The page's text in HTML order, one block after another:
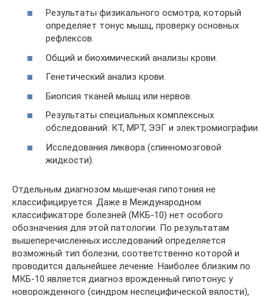
Результаты физикального осмотра, который
определяет тонус мышц, проверку основных
рефлексов.
Общий и биохимический анализы крови.
Генетический анализ крови.
Биопсия тканей мышц или нервов.
Результаты специальных комплексных
обследований: КТ, МРТ, ЭЭГ и электромиографии.
Исследования ликвора (спинномозговой
жидкости).
Отдельным диагнозом мышечная гипотония не
классифицируется. Даже в Международном
классификаторе болезней (МКБ-10) нет особого
обозначения для этой патологии. По результатам
вышеперечисленных исследований определяется
возможный тип болезни, соответственно которой и
проводится дальнейшее лечение. Наиболее близким по
МКБ-10 является диагноз врожденный гипотонус у
новорожденного (синдром неспецифической вялости),